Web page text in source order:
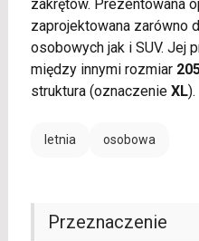
zakrętów. Prezentowana
zaprojektowana zarówno
osobowych jak i SUV. Jej
między innymi rozmiar
struktura (oznaczenie XL).
letnia osobowa
Przeznaczenie